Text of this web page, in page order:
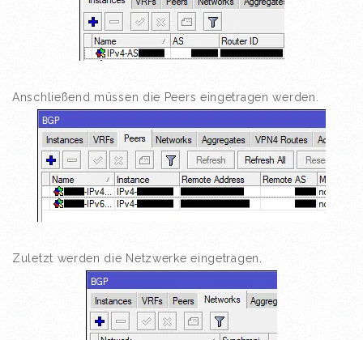
Anschließend müssen die Peers eingetragen werden.
Zuletzt werden die Netzwerke eingetragen.